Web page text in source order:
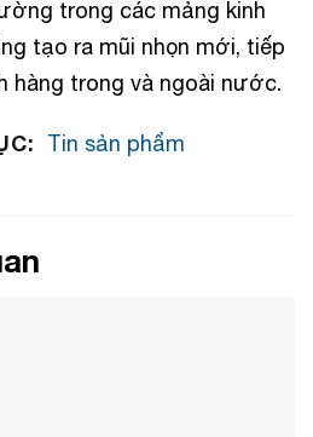
trong các mảng kinh
tạo ra mũi nhọn mới, tiếp
hàng trong và ngoài nước.
Tin sản phẩm